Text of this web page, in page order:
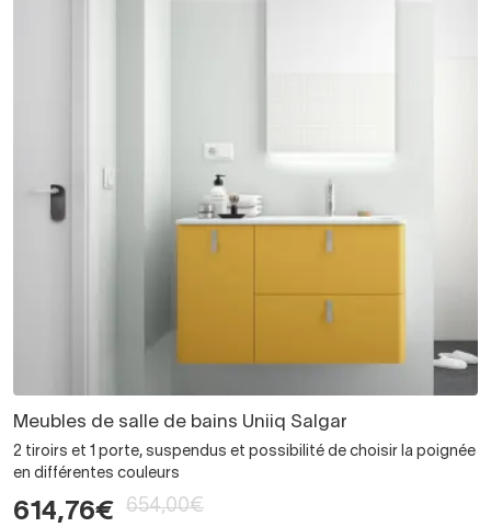
Meubles de salle de bains Uniiq Salgar
2 tiroirs et 1 porte, suspendus et possibilité de choisir la poignée
en différentes couleurs
614,76€ 654,00€